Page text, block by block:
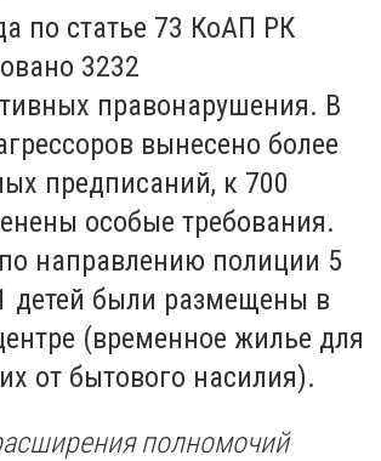
по статье 73 КоАП РК
3232
правонарушения. В
вынесено более
предписаний, к 700
особые требования.
направлению полиции 5
детей были размещены в
(временное жилье для
от бытового насилия).
полномочий